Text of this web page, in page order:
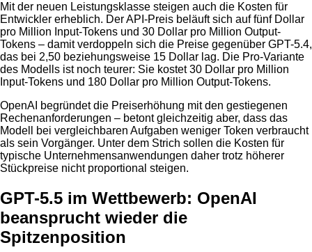
Mit der neuen Leistungsklasse steigen auch die Kosten für
Entwickler erheblich. Der API-Preis beläuft sich auf fünf Dollar
pro Million Input-Tokens und 30 Dollar pro Million Output-
Tokens – damit verdoppeln sich die Preise gegenüber GPT-5.4,
das bei 2,50 beziehungsweise 15 Dollar lag. Die Pro-Variante
des Modells ist noch teurer: Sie kostet 30 Dollar pro Million
Input-Tokens und 180 Dollar pro Million Output-Tokens.
OpenAI begründet die Preiserhöhung mit den gestiegenen
Rechenanforderungen – betont gleichzeitig aber, dass das
Modell bei vergleichbaren Aufgaben weniger Token verbraucht
als sein Vorgänger. Unter dem Strich sollen die Kosten für
typische Unternehmensanwendungen daher trotz höherer
Stückpreise nicht proportional steigen.
GPT-5.5 im Wettbewerb: OpenAI
beansprucht wieder die
Spitzenposition